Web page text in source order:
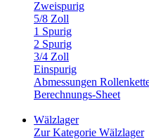
Zweispurig
5/8 Zoll
1 Spurig
2 Spurig
3/4 Zoll
Einspurig
Abmessungen
Berechnungs-Sheet
Wälzlager
Zur Kategorie Wälzlager